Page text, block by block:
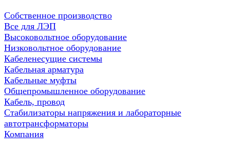
Собственное производство
Все для ЛЭП
Высоковольтное оборудование
Низковольтное оборудование
Кабеленесущие системы
Кабельная арматура
Кабельные муфты
Общепромышленное оборудование
Кабель, провод
Стабилизаторы напряжения и лабораторные
автотрансформаторы
Компания